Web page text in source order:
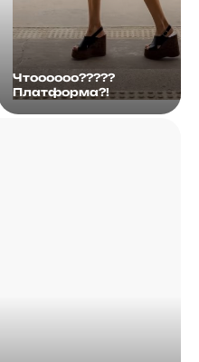
Чтоооооо?????
Платформа?!